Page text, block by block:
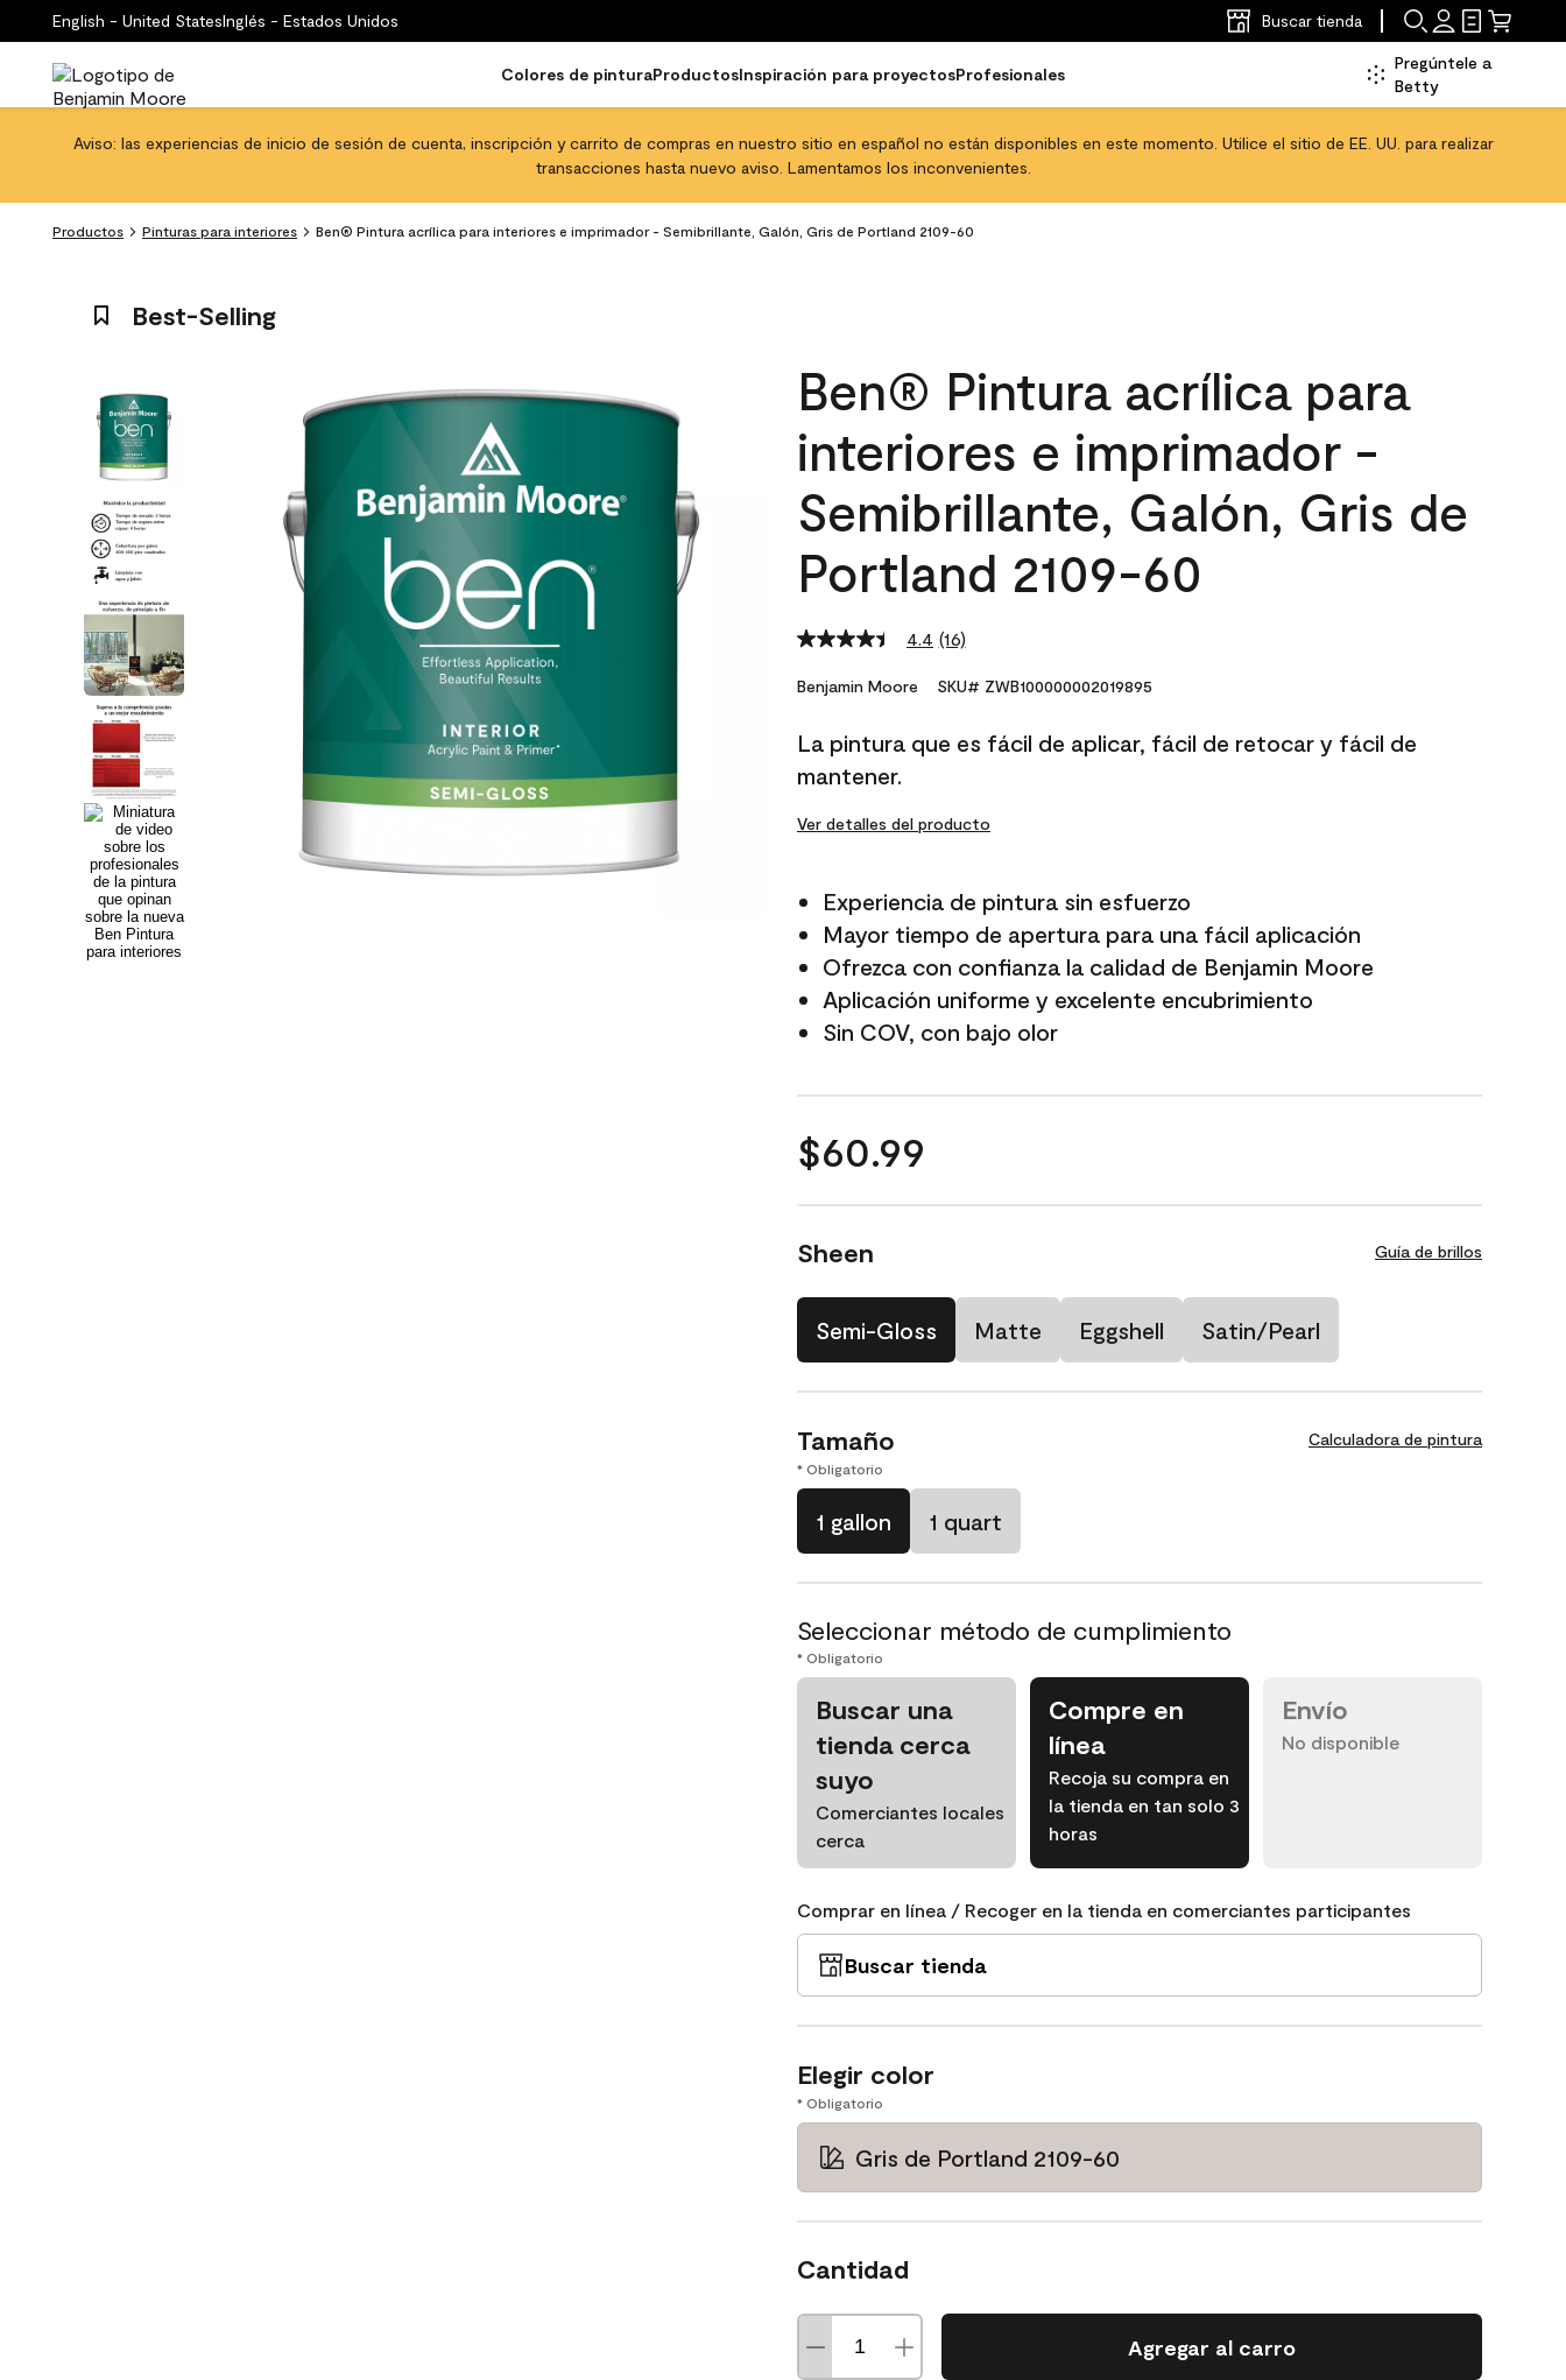
English - United StatesInglés - Estados Unidos Buscar tienda
Colores de pinturaProductosInspiración para proyectosProfesionales
Pregúntele a
Betty
Aviso: las experiencias de inicio de sesión de cuenta, inscripción y carrito de compras en nuestro sitio en español no están disponibles en este momento. Utilice el sitio de EE. UU. para realizar
transacciones hasta nuevo aviso. Lamentamos los inconvenientes.
Productos Pinturas para interiores Ben® Pintura acrílica para interiores e imprimador - Semibrillante, Galón, Gris de Portland 2109-60
Best-Selling
Ben® Pintura acrílica para
interiores e imprimador -
Semibrillante, Galón, Gris de
Portland 2109-60
4.4 Read
Reviews.
link.
(16)
Benjamin Moore SKU# ZWB100000002019895
La pintura que es fácil de aplicar, fácil de retocar y fácil de
mantener.
Ver detalles del producto
Experiencia de pintura sin esfuerzo
Mayor tiempo de apertura para una fácil aplicación
Ofrezca con confianza la calidad de Benjamin Moore
Aplicación uniforme y excelente encubrimiento
Sin COV, con bajo olor
$60.99
Sheen Guía de brillos
Semi-Gloss Matte Eggshell Satin/Pearl
Tamaño Calculadora de pintura
* Obligatorio
1 gallon 1 quart
Seleccionar método de cumplimiento
* Obligatorio
Buscar una
tienda cerca
suyo
Comerciantes locales
cerca
Compre en
línea
Recoja su compra en
la tienda en tan solo 3
horas
Envío
No disponible
Comprar en línea / Recoger en la tienda en comerciantes participantes
Buscar tienda
Elegir color
* Obligatorio
Gris de Portland 2109-60
Cantidad
Agregar al carro